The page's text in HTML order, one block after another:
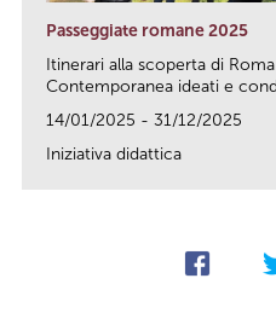
Passeggiate romane 2025
Itinerari alla scoperta di
Contemporanea ideati e
14/01/2025 - 31/12/2025
Iniziativa didattica